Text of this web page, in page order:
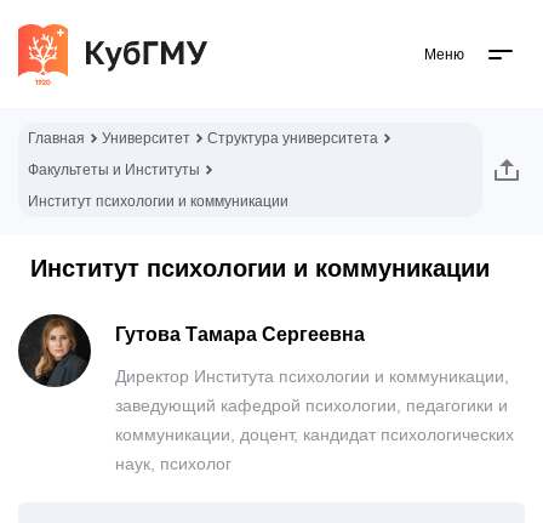
Меню
Главная Университет
Структура университета
Факультеты и Институты
Институт психологии и коммуникации
Институт психологии и коммуникации
Гутова Тамара Сергеевна
Директор Института психологии и коммуникации,
заведующий кафедрой психологии, педагогики и
коммуникации, доцент, кандидат психологических
наук, психолог